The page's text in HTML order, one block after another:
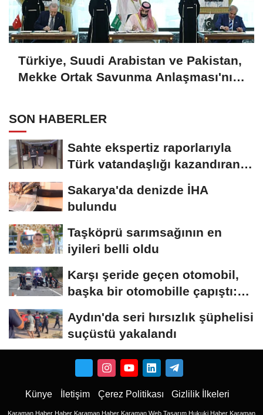
Türkiye, Suudi Arabistan ve Pakistan,
Mekke Ortak Savunma Anlaşması'nı
SON HABERLER
Sahte ekspertiz raporlarıyla
Türk vatandaşlığı kazandıran
Sakarya'da denizde İHA
bulundu
Taşköprü sarımsağının en
iyileri belli oldu
Karşı şeride geçen otomobil,
başka bir otomobille çapıştı:
Aydın'da seri hırsızlık şüphelisi
suçüstü yakalandı
Künye İletişim Çerez Politikası Gizlilik İlkeleri
Karaman Haber Haber Karaman Haber Karaman Web Tasarım Hukuki Haber Karaman